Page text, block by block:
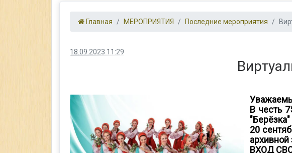
Главная МЕРОПРИЯТИЯ Последние мероприятия
18.09.2023 11:29
В честь
20
архивной
ВХОД